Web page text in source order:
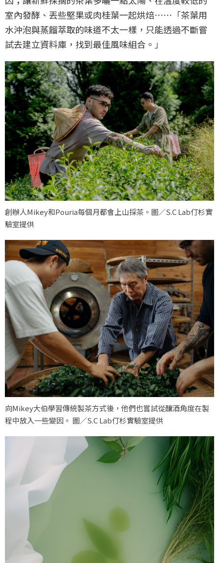
室內發酵、丟些堅果或肉桂葉一起烘焙⋯⋯「茶葉用
水沖泡與蒸餾萃取的味道不太一樣，只能透過不斷嘗
試去建立資料庫，找到最佳風味組合。」
創辦人Mikey和Pouria每個月都會上山採茶。圖／S.C Lab仃杉實
驗室提供
向Mikey大伯學習傳統製茶方式後，他們也嘗試從釀酒角度在製
程中放入一些變因。 圖／S.C Lab仃杉實驗室提供